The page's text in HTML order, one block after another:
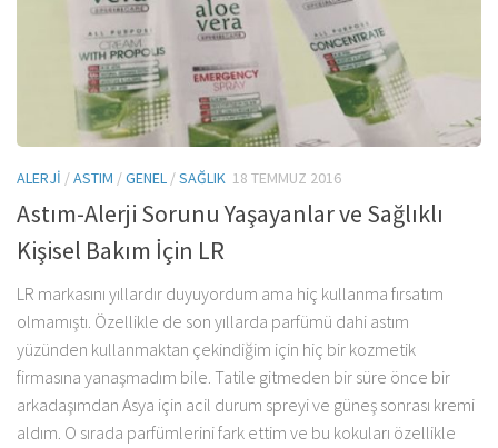
ALERJI /ASTIM /GENEL /SAĞLIK 18 TEMMUZ 2016
Astım-Alerji Sorunu Yaşayanlar ve Sağlıklı
Kişisel Bakım İçin LR
LR markasını yıllardır duyuyordum ama hiç kullanma fırsatım
olmamıştı. Özellikle de son yıllarda parfümü dahi astım
yüzünden kullanmaktan çekindiğim için hiç bir kozmetik
firmasına yanaşmadım bile. Tatile gitmeden bir süre önce bir
arkadaşımdan Asya için acil durum spreyi ve güneş sonrası kremi
aldım. O sırada parfümlerini fark ettim ve bu kokuları özellikle